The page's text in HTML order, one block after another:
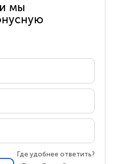
и мы
Где удобнее ответить?